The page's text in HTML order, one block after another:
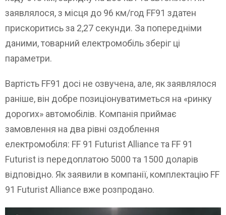
заявлялося, з місця до 96 км/год FF91 здатен
прискоритись за 2,27 секунди. За попередніми
даними, товарний електромобіль зберіг ці
параметри.
Вартість FF91 досі не озвучена, але, як заявлялося
раніше, він добре позиціонуватиметься на «ринку
дорогих» автомобілів. Компанія приймає
замовлення на два рівні оздоблення
електромобіля: FF 91 Futurist Alliance та FF 91
Futurist із передоплатою 5000 та 1500 доларів
відповідно. Як заявили в компанії, комплектацію FF
91 Futurist Alliance вже розпродано.